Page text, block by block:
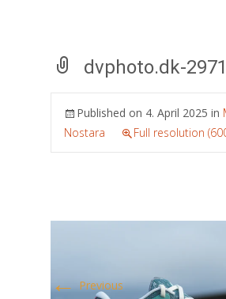
dvphoto.dk-
Published on 4. April 2025 in
Nostara
Full resolution
←Previous